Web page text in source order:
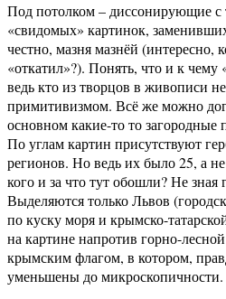
Под потолком – диссонирующие с
«свидомых» картинок,
честно, мазня мазнёй (интересно,
«откатил»?). Понять, что и к чему
ведь кто из творцов в живописи
примитивизмом. Всё же можно
основном какие-то то загородные
По углам картин присутствуют
регионов. Но ведь их было 25, а
кого и за что тут обошли? Не зная
Выделяются только Львов
по куску моря и крымско-
на картине напротив горно-
крымским флагом, в котором,
уменьшены до микроскопичности.